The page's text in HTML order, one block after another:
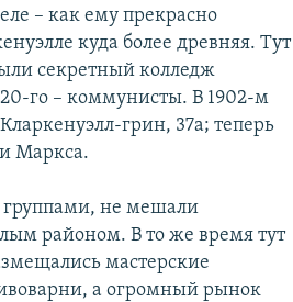
– как ему прекрасно
куда более древняя. Тут
секретный колледж
20-го – коммунисты. В 1902-м
грин, 37а; теперь
Маркса.
не мешали
районом. В то же время тут
мастерские
а огромный рынок